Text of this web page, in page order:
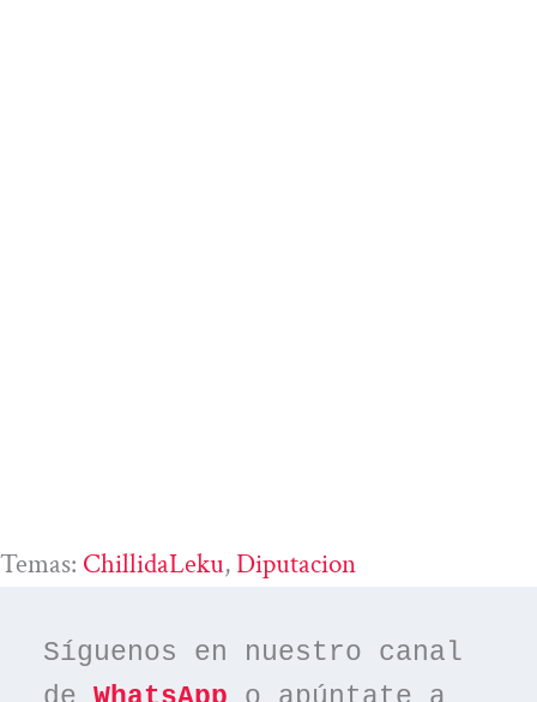
Temas: ChillidaLeku, Diputacion
Síguenos en nuestro canal